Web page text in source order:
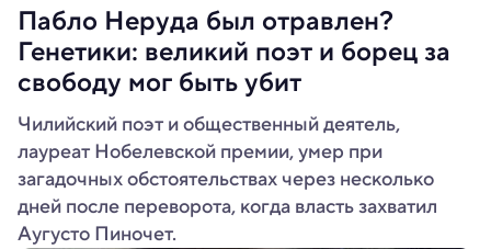
Пабло Неруда был отравлен?
Генетики: великий поэт и борец за
свободу мог быть убит
Чилийский поэт и общественный деятель,
лауреат Нобелевской премии, умер при
загадочных обстоятельствах через несколько
дней после переворота, когда власть захватил
Аугусто Пиночет.